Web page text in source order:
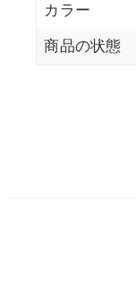
カラー
商品の状態